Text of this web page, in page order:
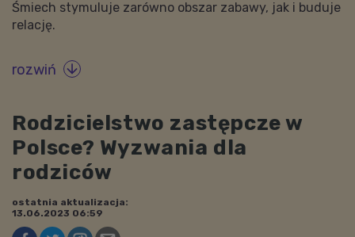
Śmiech stymuluje zarówno obszar zabawy, jak i buduje
relację.
rozwiń 
Rodzicielstwo zastępcze w
Polsce? Wyzwania dla
rodziców
ostatnia aktualizacja:
13.06.2023 06:59